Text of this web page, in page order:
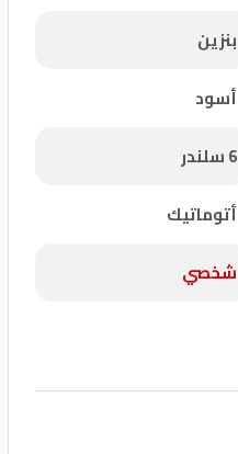
بنزين
أسود
6 سلندر
أتوماتيك
شخصي